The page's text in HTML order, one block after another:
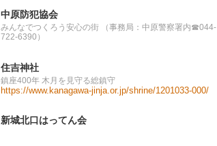
中原防犯協会
みんなでつくろう安心の街 （事務局：中原警察署内☎044-
722-6390）
住吉神社
鎮座400年 木月を見守る総鎮守
https://www.kanagawa-jinja.or.jp/shrine/1201033-000/
新城北口はってん会